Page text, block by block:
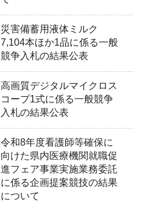
災害備蓄用液体ミルク
7,104本ほか1品に係る一般
競争入札の結果公表
高画質デジタルマイクロス
コープ1式に係る一般競争
入札の結果公表
令和8年度看護師等確保に
向けた県内医療機関就職促
進フェア事業実施業務委託
に係る企画提案競技の結果
について